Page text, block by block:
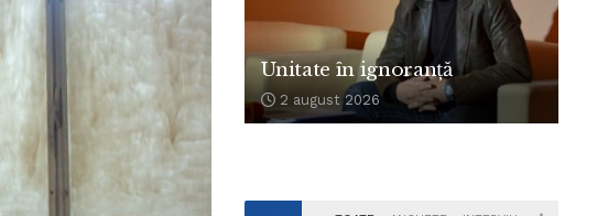
Unitate în ignoranță
2 august 2026